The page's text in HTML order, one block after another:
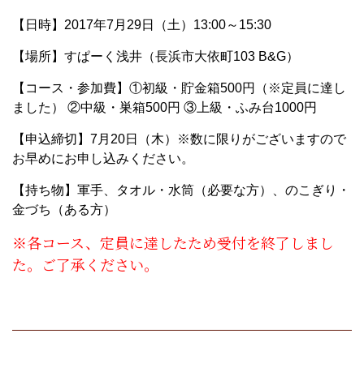
【日時】2017年7月29日（土）13:00～15:30
【場所】すぱーく浅井（長浜市大依町103 B&G）
【コース・参加費】①初級・貯金箱500円（※定員に達し
ました） ②中級・巣箱500円 ③上級・ふみ台1000円
【申込締切】7月20日（木）※数に限りがございますので
お早めにお申し込みください。
【持ち物】軍手、タオル・水筒（必要な方）、のこぎり・
金づち（ある方）
※各コース、定員に達したため受付を終了しまし
た。ご了承ください。